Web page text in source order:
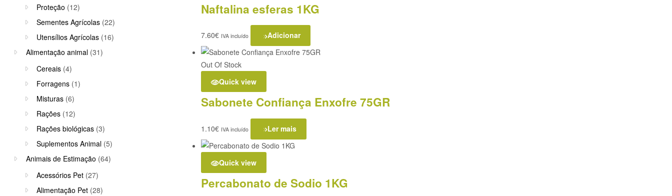
Naftalina esferas 1KG
7.60€ IVA incluído Adicionar
Out Of Stock
Quick view
Sabonete Confiança Enxofre 75GR
1.10€ IVA incluído Ler mais
Quick view
Percabonato de Sodio 1KG
Proteção (12)
Sementes Agrícolas (22)
Utensílios Agrícolas (16)
Alimentação animal (31)
Cereais (4)
Forragens (1)
Misturas (6)
Rações (12)
Rações biológicas (3)
Suplementos Animal (5)
Animais de Estimação (64)
Acessórios Pet (27)
Alimentação Pet (28)